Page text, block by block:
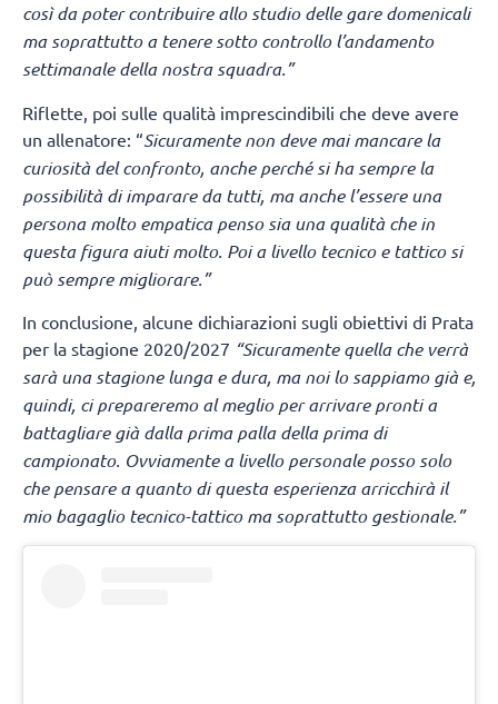
così da poter contribuire allo studio delle gare domenicali
ma soprattutto a tenere sotto controllo l’andamento
settimanale della nostra squadra.”
Riflette, poi sulle qualità imprescindibili che deve avere
un allenatore: “Sicuramente non deve mai mancare la
curiosità del confronto, anche perché si ha sempre la
possibilità di imparare da tutti, ma anche l’essere una
persona molto empatica penso sia una qualità che in
questa figura aiuti molto. Poi a livello tecnico e tattico si
può sempre migliorare.”
In conclusione, alcune dichiarazioni sugli obiettivi di Prata
per la stagione 2020/2027 “Sicuramente quella che verrà
sarà una stagione lunga e dura, ma noi lo sappiamo già e,
quindi, ci prepareremo al meglio per arrivare pronti a
battagliare già dalla prima palla della prima di
campionato. Ovviamente a livello personale posso solo
che pensare a quanto di questa esperienza arricchirà il
mio bagaglio tecnico-tattico ma soprattutto gestionale.”